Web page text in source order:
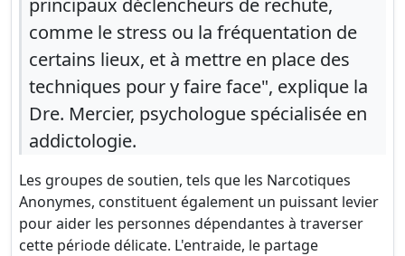
principaux déclencheurs de rechute,
comme le stress ou la fréquentation de
certains lieux, et à mettre en place des
techniques pour y faire face", explique la
Dre. Mercier, psychologue spécialisée en
addictologie.
Les groupes de soutien, tels que les Narcotiques
Anonymes, constituent également un puissant levier
pour aider les personnes dépendantes à traverser
cette période délicate. L'entraide, le partage